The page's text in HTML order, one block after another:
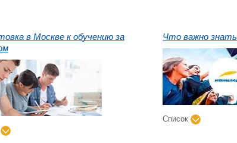
в Москве к обучению за
Что важно знать
Список